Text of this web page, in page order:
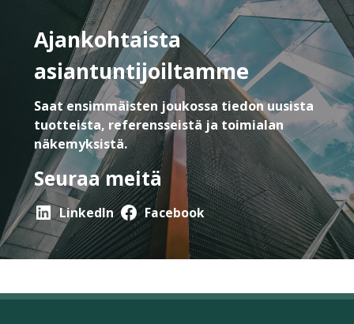
Ajankohtaista
asiantuntijoiltamme
Saat ensimmäisten joukossa tiedon uusista
tuotteista, referensseistä ja toimialan
näkemyksistä.
Seuraa meitä
LinkedIn Facebook